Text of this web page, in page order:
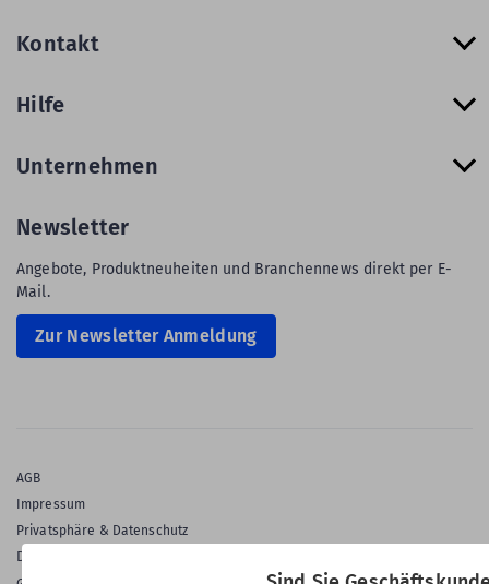
Kontakt
Hilfe
Unternehmen
Newsletter
Angebote, Produktneuheiten und Branchennews direkt per E-
Mail.
Zur Newsletter Anmeldung
AGB
Impressum
Privatsphäre & Datenschutz
Datenschutz-Einstellungen